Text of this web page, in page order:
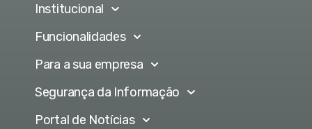
Institucional
Funcionalidades
Para a sua empresa
Segurança da Informação
Portal de Notícias